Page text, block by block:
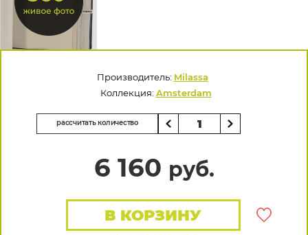
Производитель: Milassa
Коллекция: Amsterdam
рассчитать количество
6 160 руб.
В КОРЗИНУ